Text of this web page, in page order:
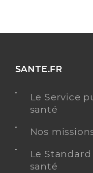
SANTE.FR
Le Service
santé
Nos
Le
santé